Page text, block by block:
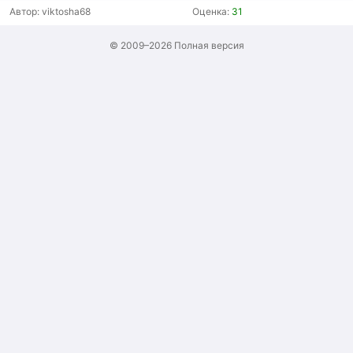
Автор: viktosha68 Оценка: 31
© 2009–2026 Полная версия